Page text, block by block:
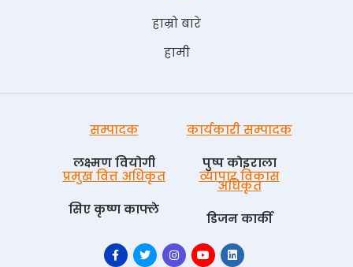
हाम्रो बारे
हामी
सम्पादक
लक्ष्मण वियोगी
कार्यकारी सम्पादक
पुष्प काेइराला
प्रमुख वित्त अधिकृत
सिए कृष्ण काफ्ले
व्यापार विकास
अधिकृत
डिजन कार्की